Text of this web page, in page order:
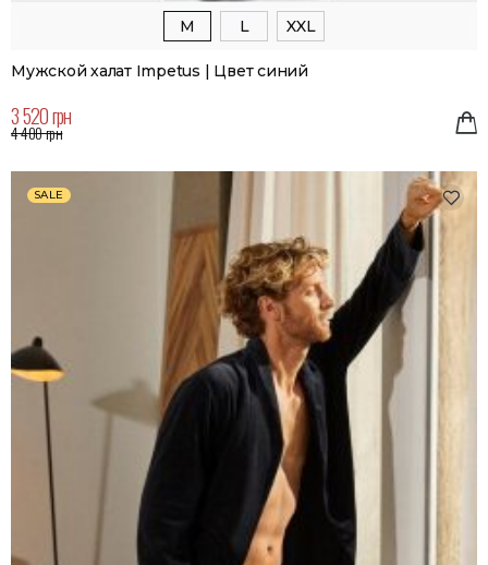
M L XXL
Мужской халат Impetus | Цвет синий
3 520 грн
4 400 грн
SALE